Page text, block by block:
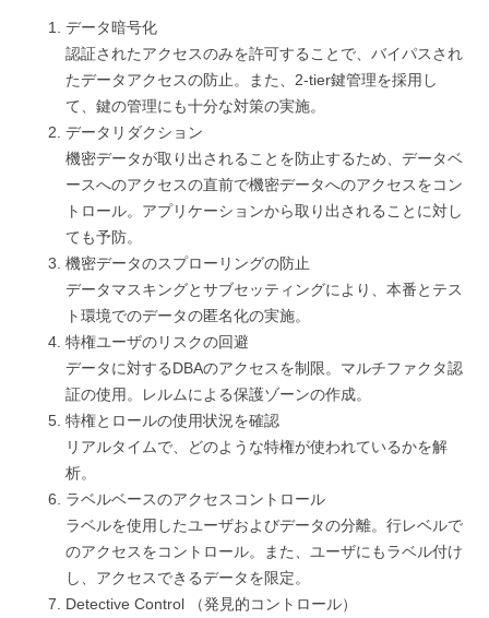
データ暗号化
認証されたアクセスのみを許可することで、バイパスされ
たデータアクセスの防止。また、2-tier鍵管理を採用し
て、鍵の管理にも十分な対策の実施。
データリダクション
機密データが取り出されることを防止するため、データベ
ースへのアクセスの直前で機密データへのアクセスをコン
トロール。アプリケーションから取り出されることに対し
ても予防。
機密データのスプローリングの防止
データマスキングとサブセッティングにより、本番とテス
ト環境でのデータの匿名化の実施。
特権ユーザのリスクの回避
データに対するDBAのアクセスを制限。マルチファクタ認
証の使用。レルムによる保護ゾーンの作成。
特権とロールの使用状況を確認
リアルタイムで、どのような特権が使われているかを解
析。
ラベルベースのアクセスコントロール
ラベルを使用したユーザおよびデータの分離。行レベルで
のアクセスをコントロール。また、ユーザにもラベル付け
し、アクセスできるデータを限定。
Detective Control （発見的コントロール）